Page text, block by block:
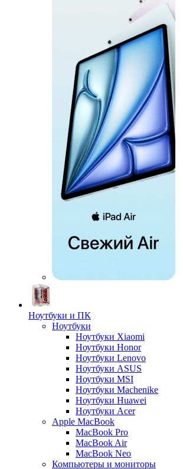
Ноутбуки и ПК
Ноутбуки
Ноутбуки Xiaomi
Ноутбуки Honor
Ноутбуки Lenovo
Ноутбуки ASUS
Ноутбуки MSI
Ноутбуки Machenike
Ноутбуки Huawei
Ноутбуки Acer
Apple MacBook
MacBook Pro
MacBook Air
MacBook Neo
Компьютеры и мониторы